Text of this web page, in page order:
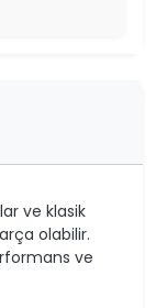
ve klasik
olabilir.
ve